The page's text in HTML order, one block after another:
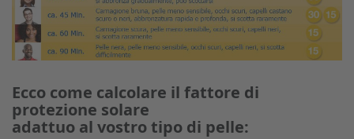
Ecco come calcolare il fattore di
protezione solare
adattuo al vostro tipo di pelle: